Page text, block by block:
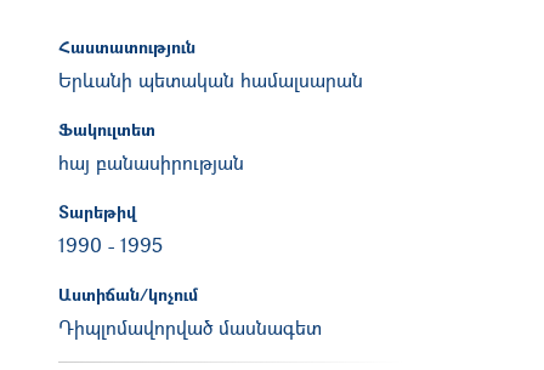
Հաստատություն
Երևանի պետական համալսարան
Ֆակուլտետ
հայ բանասիրության
Տարեթիվ
1990 - 1995
Աստիճան/կոչում
Դիպլոմավորված մասնագետ